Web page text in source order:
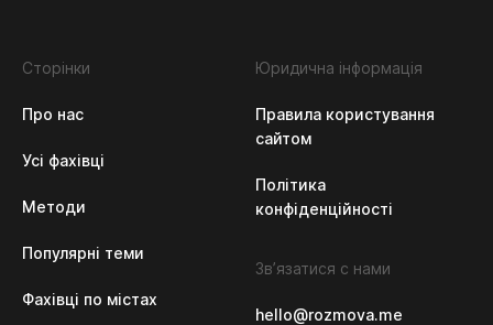
Сторінки
Про нас
Усі фахівці
Методи
Популярні теми
Фахівці по містах
Юридична інформація
Правила користування
сайтом
Політика
конфіденційності
Зв’язатися с нами
hello@rozmova.me